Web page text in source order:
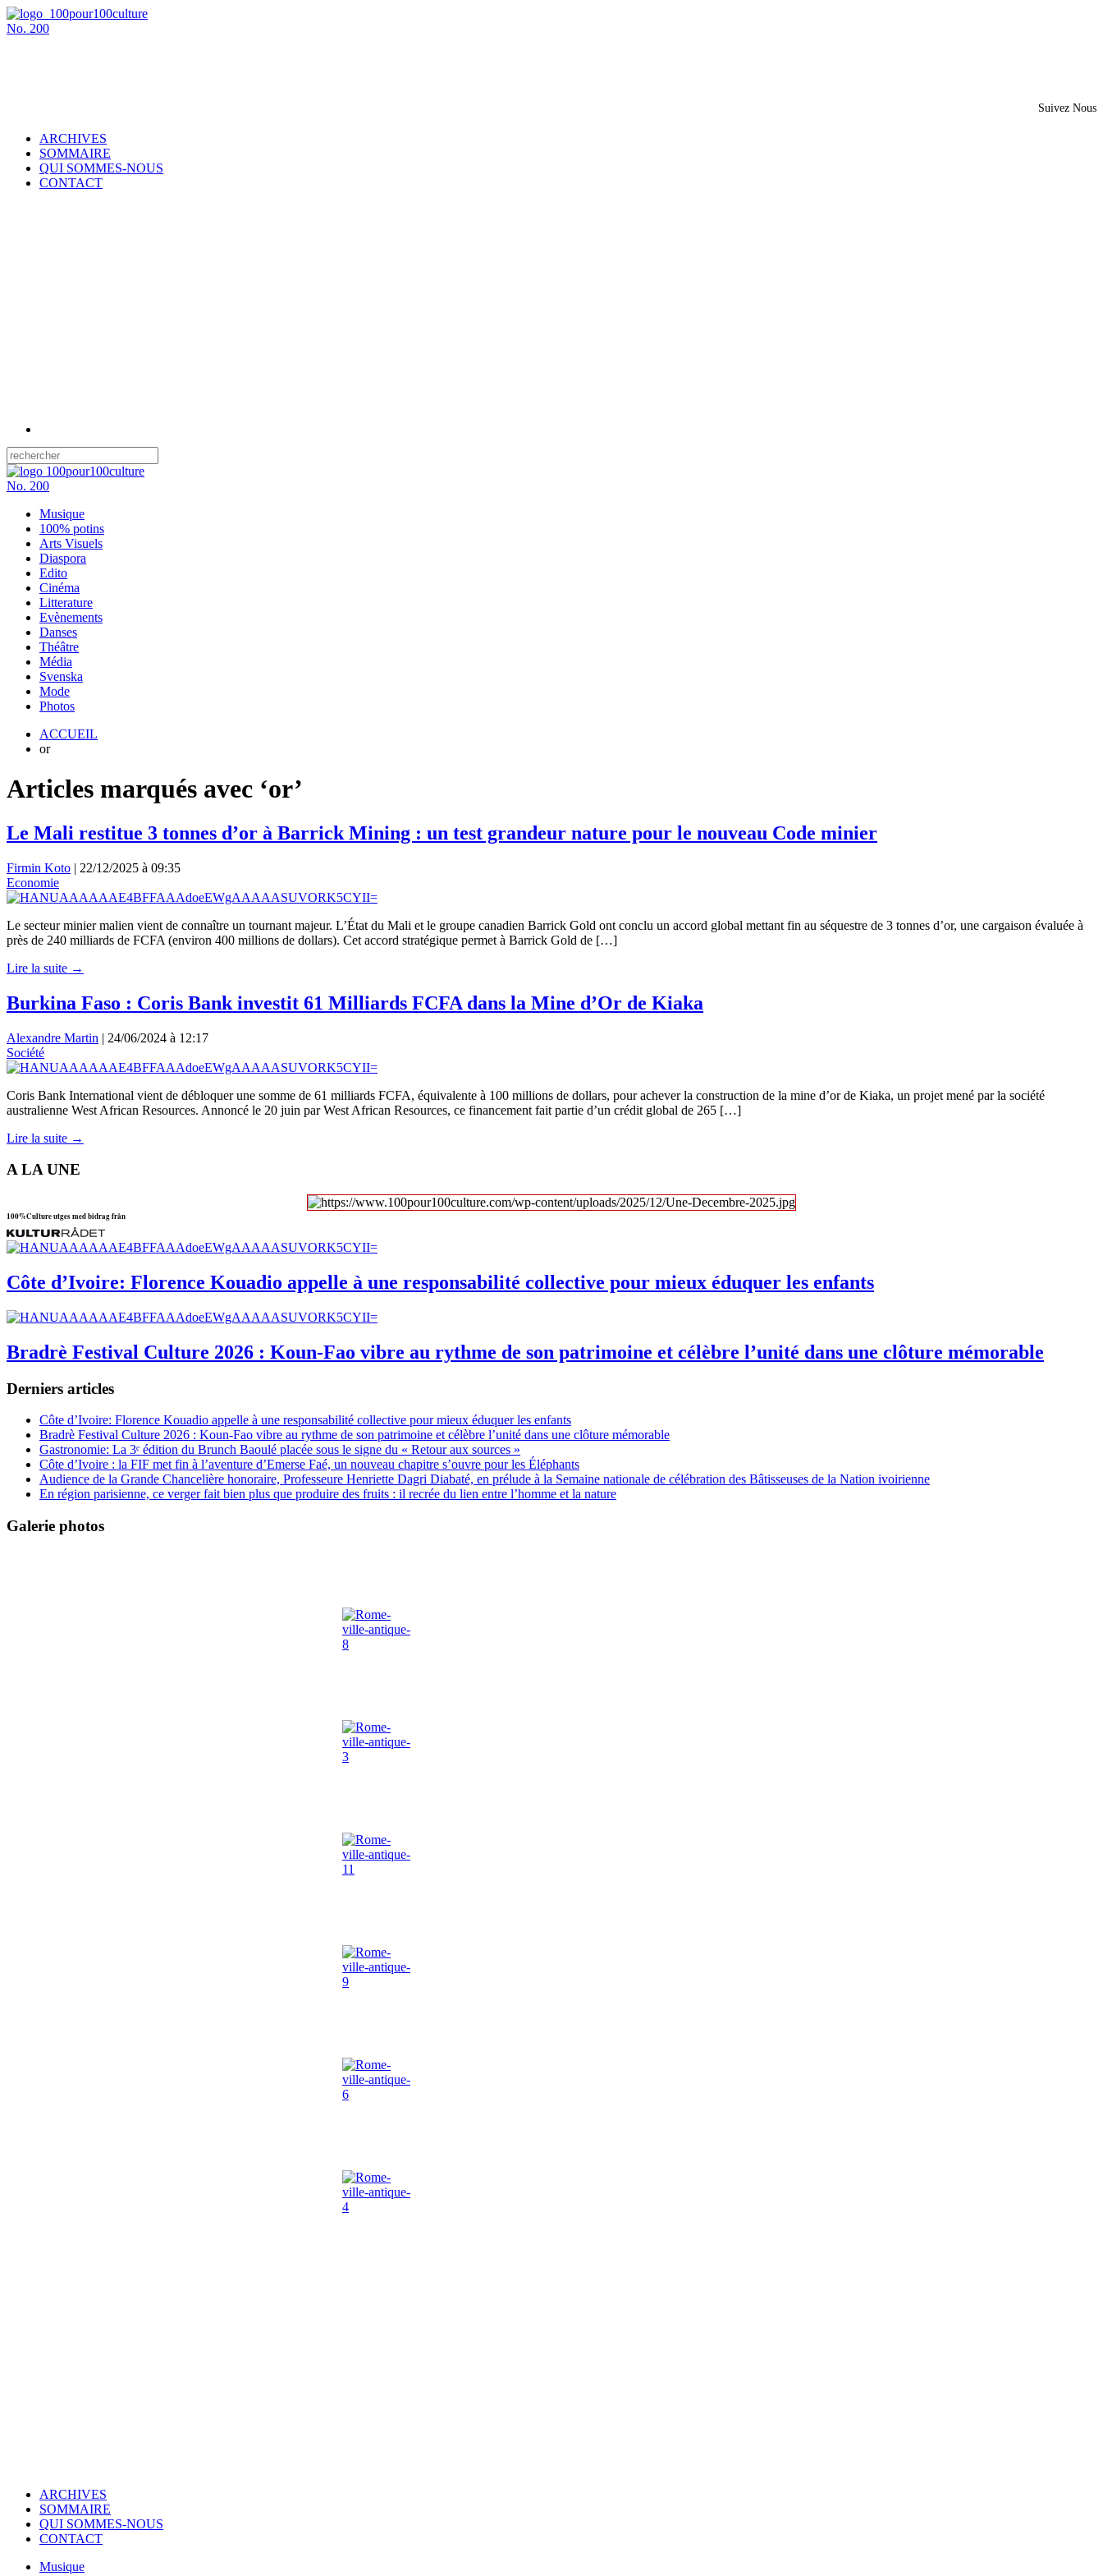
No. 200
Suivez Nous
ARCHIVES
SOMMAIRE
QUI SOMMES-NOUS
CONTACT
No. 200
Musique
100% potins
Arts Visuels
Diaspora
Edito
Cinéma
Litterature
Evènements
Danses
Théâtre
Média
Svenska
Mode
Photos
ACCUEIL
or
Articles marqués avec ‘or’
Le Mali restitue 3 tonnes d’or à Barrick Mining : un test grandeur nature pour le nouveau Code minier
Firmin Koto | 22/12/2025 à 09:35
Economie
Le secteur minier malien vient de connaître un tournant majeur. L’État du Mali et le groupe canadien Barrick Gold ont conclu un accord global mettant fin au séquestre de 3 tonnes d’or, une cargaison évaluée à
près de 240 milliards de FCFA (environ 400 millions de dollars). Cet accord stratégique permet à Barrick Gold de […]
Lire la suite →
Burkina Faso : Coris Bank investit 61 Milliards FCFA dans la Mine d’Or de Kiaka
Alexandre Martin | 24/06/2024 à 12:17
Société
Coris Bank International vient de débloquer une somme de 61 milliards FCFA, équivalente à 100 millions de dollars, pour achever la construction de la mine d’or de Kiaka, un projet mené par la société
australienne West African Resources. Annoncé le 20 juin par West African Resources, ce financement fait partie d’un crédit global de 265 […]
Lire la suite →
A LA UNE
100%Culture utges med bidrag från
Côte d’Ivoire: Florence Kouadio appelle à une responsabilité collective pour mieux éduquer les enfants
Bradrè Festival Culture 2026 : Koun-Fao vibre au rythme de son patrimoine et célèbre l’unité dans une clôture mémorable
Derniers articles
Côte d’Ivoire: Florence Kouadio appelle à une responsabilité collective pour mieux éduquer les enfants
Bradrè Festival Culture 2026 : Koun-Fao vibre au rythme de son patrimoine et célèbre l’unité dans une clôture mémorable
Gastronomie: La 3ᵉ édition du Brunch Baoulé placée sous le signe du « Retour aux sources »
Côte d’Ivoire : la FIF met fin à l’aventure d’Emerse Faé, un nouveau chapitre s’ouvre pour les Éléphants
Audience de la Grande Chancelière honoraire, Professeure Henriette Dagri Diabaté, en prélude à la Semaine nationale de célébration des Bâtisseuses de la Nation ivoirienne
En région parisienne, ce verger fait bien plus que produire des fruits : il recrée du lien entre l’homme et la nature
Galerie photos
ARCHIVES
SOMMAIRE
QUI SOMMES-NOUS
CONTACT
Musique